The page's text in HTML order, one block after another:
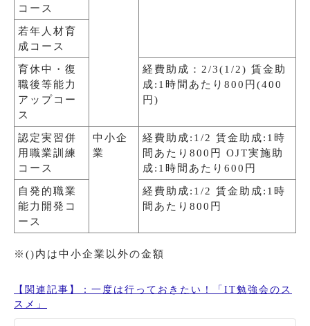
コース
若年人材育
成コース
育休中・復
職後等能力
アップコー
ス
経費助成：2/3(1/2) 賃金助
成:1時間あたり800円(400
円)
認定実習併
用職業訓練
コース
中小企
業
経費助成:1/2 賃金助成:1時
間あたり800円 OJT実施助
成:1時間あたり600円
自発的職業
能力開発コ
ース
経費助成:1/2 賃金助成:1時
間あたり800円
※()内は中小企業以外の金額
【関連記事】：一度は行っておきたい！「IT勉強会のス
スメ」